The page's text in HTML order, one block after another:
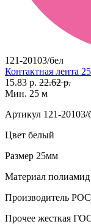
121-20103/бел
Контактная лента
15.83 р. 22.62 р.
Мин. 25 м
Артикул 121-20103/
Цвет белый
Размер 25мм
Материал полиамид
Производитель
Прочее жесткая